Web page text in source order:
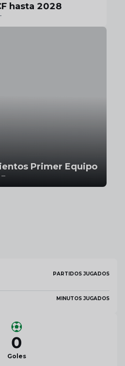
hasta 2028
Primer Equipo
PARTIDOS JUGADOS
MINUTOS JUGADOS
0
Goles